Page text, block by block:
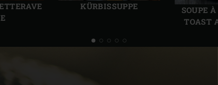
KÜRBISSUPPE
SOUPE
TOAST